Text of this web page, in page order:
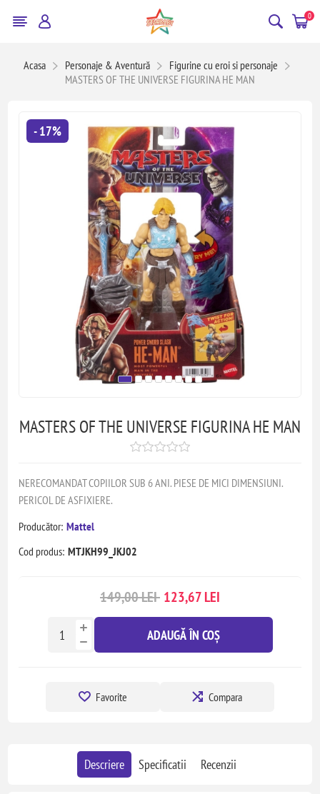
0
Acasa Personaje & Aventură
Figurine cu eroi si personaje
MASTERS OF THE UNIVERSE FIGURINA HE MAN
- 17%
MASTERS OF THE UNIVERSE FIGURINA HE MAN
NERECOMANDAT COPIILOR SUB 6 ANI. PIESE DE MICI DIMENSIUNI.
PERICOL DE ASFIXIERE.
Producător: Mattel
Cod produs: MTJKH99_JKJ02
149,00 LEI 123,67 LEI
ADAUGĂ ÎN COȘ
Favorite Compara
Descriere Specificatii Recenzii